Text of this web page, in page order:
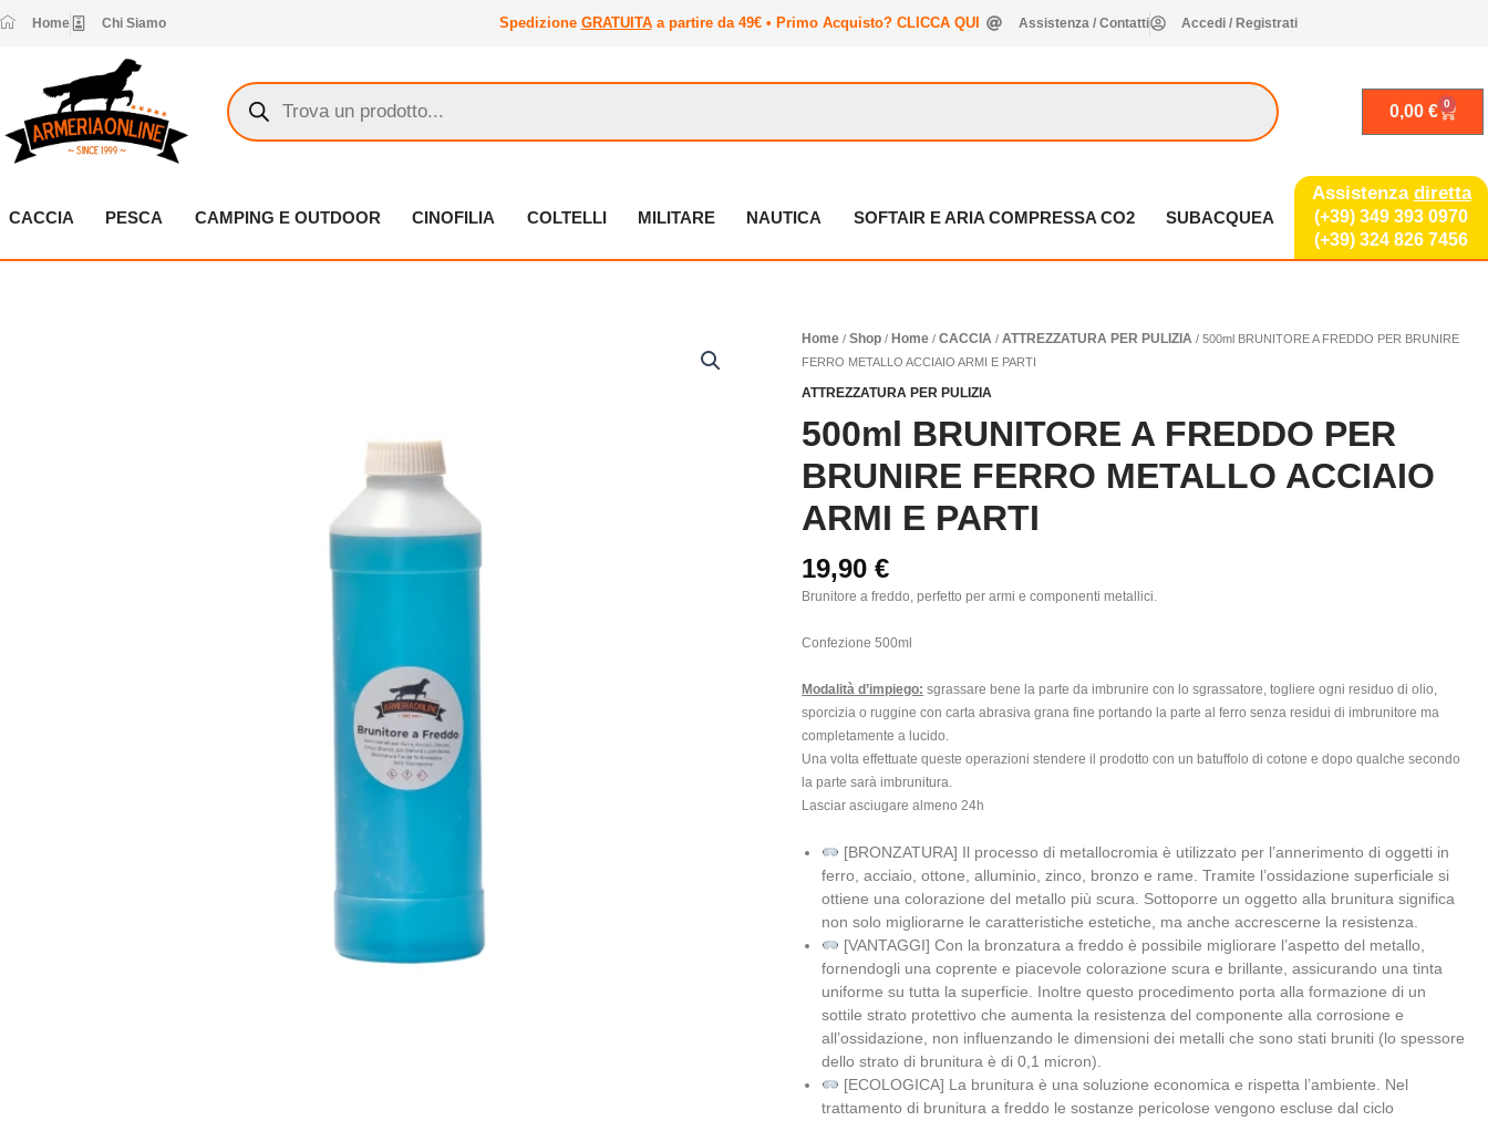
al
Home Chi Siamo Spedizione GRATUITAa partire da 49€ • Primo Acquisto? CLICCA QUI Assistenza / Contatti Accedi / Registrati
Products
search
0,00 € 0
CACCIA PESCA CAMPING E OUTDOOR CINOFILIA COLTELLI MILITARE NAUTICA SOFTAIR E ARIA COMPRESSA CO2 SUBACQUEA
Assistenza diretta
(+39) 349 393 0970
(+39) 324 826 7456
Home /Shop / Home /CACCIA /ATTREZZATURA PER PULIZIA / 500ml BRUNITORE A FREDDO PER BRUNIRE
FERRO METALLO ACCIAIO ARMI E PARTI
ATTREZZATURA PER PULIZIA
500ml BRUNITORE A FREDDO PER
BRUNIRE FERRO METALLO ACCIAIO
ARMI E PARTI
19,90€
Brunitore a freddo, perfetto per armi e componenti metallici.
Confezione 500ml
Modalità d’impiego: sgrassare bene la parte da imbrunire con lo sgrassatore, togliere ogni residuo di olio,
sporcizia o ruggine con carta abrasiva grana fine portando la parte al ferro senza residui di imbrunitore ma
completamente a lucido.
Una volta effettuate queste operazioni stendere il prodotto con un batuffolo di cotone e dopo qualche secondo
la parte sarà imbrunitura.
Lasciar asciugare almeno 24h
[BRONZATURA] Il processo di metallocromia è utilizzato per l’annerimento di oggetti in
ferro, acciaio, ottone, alluminio, zinco, bronzo e rame. Tramite l’ossidazione superficiale si
ottiene una colorazione del metallo più scura. Sottoporre un oggetto alla brunitura significa
non solo migliorarne le caratteristiche estetiche, ma anche accrescerne la resistenza.
[VANTAGGI] Con la bronzatura a freddo è possibile migliorare l’aspetto del metallo,
fornendogli una coprente e piacevole colorazione scura e brillante, assicurando una tinta
uniforme su tutta la superficie. Inoltre questo procedimento porta alla formazione di un
sottile strato protettivo che aumenta la resistenza del componente alla corrosione e
all’ossidazione, non influenzando le dimensioni dei metalli che sono stati bruniti (lo spessore
dello strato di brunitura è di 0,1 micron).
[ECOLOGICA] La brunitura è una soluzione economica e rispetta l’ambiente. Nel
trattamento di brunitura a freddo le sostanze pericolose vengono escluse dal ciclo
500ml
BRUNITORE
PER
BRUNIRE
FERRO
METALLO
ACCIAIO
E
PARTI
quantità